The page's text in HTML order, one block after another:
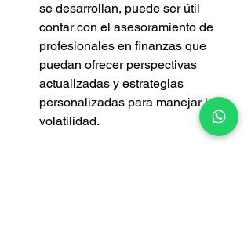
se desarrollan, puede ser útil
contar con el asesoramiento de
profesionales en finanzas que
puedan ofrecer perspectivas
actualizadas y estrategias
personalizadas para manejar la
volatilidad.